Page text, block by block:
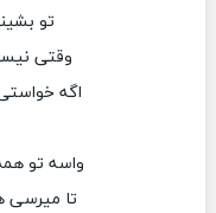
تو
وقتی
اگه
واسه تو
تا میرسی